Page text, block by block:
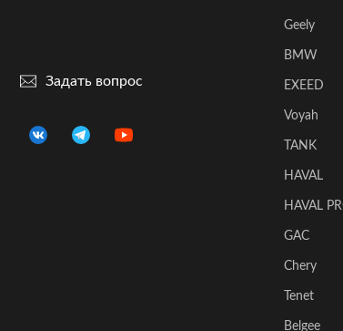
Geely
BMW
EXEED
Voyah
TANK
HAVAL
HAVAL
GAC
Chery
Tenet
Belgee
Задать вопрос